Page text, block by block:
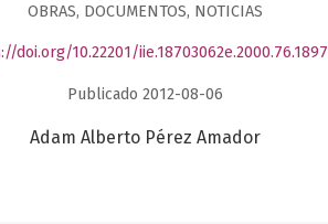
OBRAS, DOCUMENTOS, NOTICIAS
doi.org/10.22201/iie.18703062e.2000.76.1897
Publicado 2012-08-06
Adam Alberto Pérez Amador